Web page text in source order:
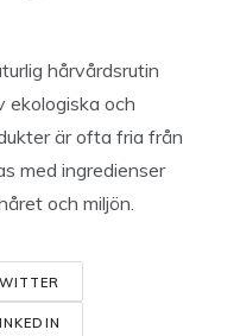
hårvårdsrutin
och
är ofta fria från
med ingredienser
och miljön.